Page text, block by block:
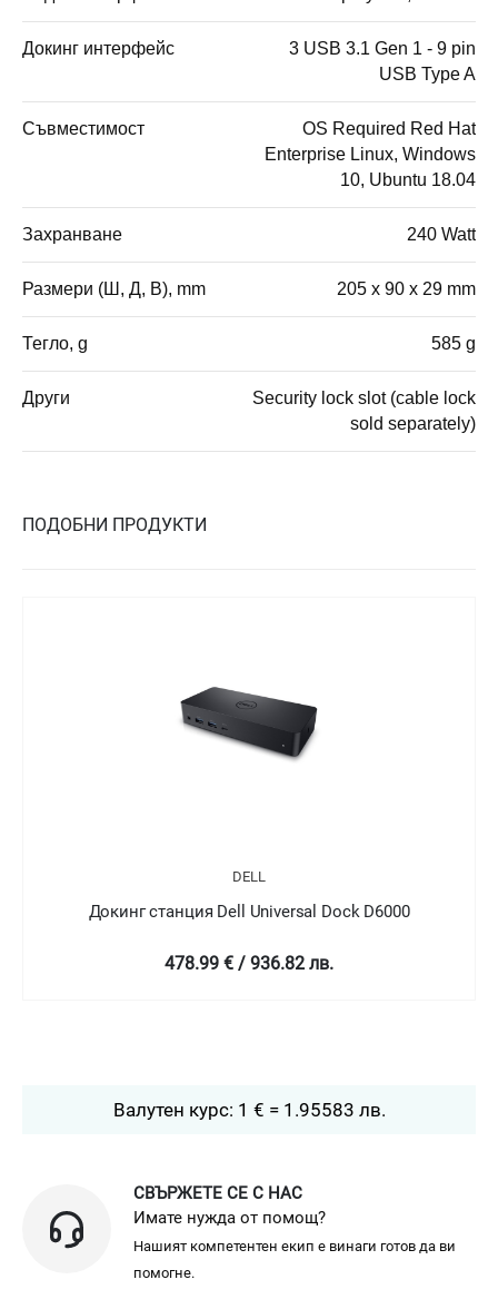
Докинг интерфейс
3 USB 3.1 Gen 1 - 9 pin
USB Type A
Съвместимост
OS Required Red Hat
Enterprise Linux, Windows
10, Ubuntu 18.04
Захранване 240 Watt
Размери (Ш, Д, В), mm 205 x 90 x 29 mm
Тегло, g 585 g
Други
Security lock slot (cable lock
sold separately)
ПОДОБНИ ПРОДУКТИ
DELL
Докинг станция Dell Universal Dock D6000
478.99 € / 936.82 лв.
Валутен курс: 1 € = 1.95583 лв.
СВЪРЖЕТЕ СЕ С НАС
Имате нужда от помощ?
Нашият компетентен екип е винаги готов да ви
помогне.